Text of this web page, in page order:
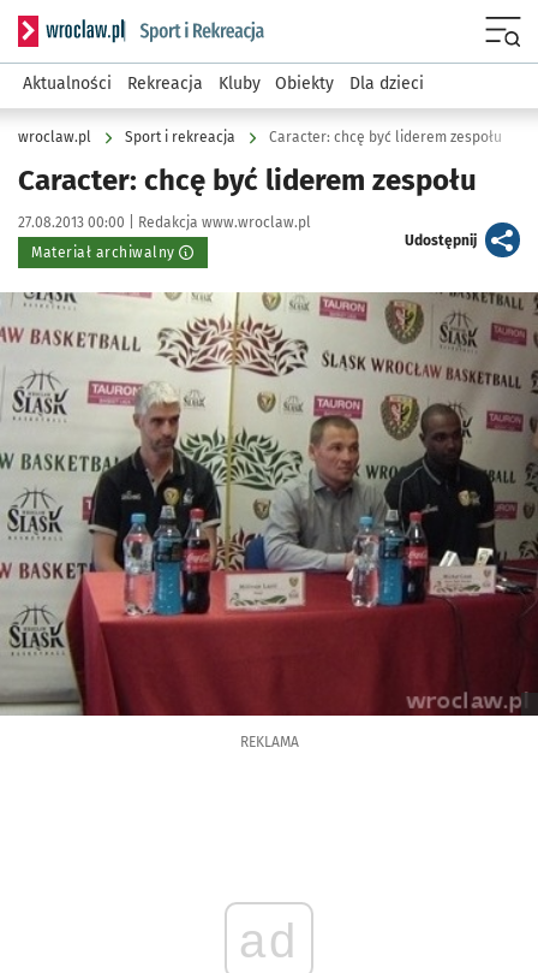
Serwis informacyjny wroclaw.pl podserwis: Sport i rekreacja
Aktualności Rekreacja Kluby Obiekty Dla dzieci
wroclaw.pl Sport i rekreacja Caracter: chcę być liderem zespołu
Caracter: chcę być liderem zespołu
Data publikacji:
27.08.2013 00:00 | Autor:
Redakcja www.wroclaw.pl
Materiał archiwalny
Udostępnijartykuł
Kliknij, aby powiększyć
REKLAMA
ad